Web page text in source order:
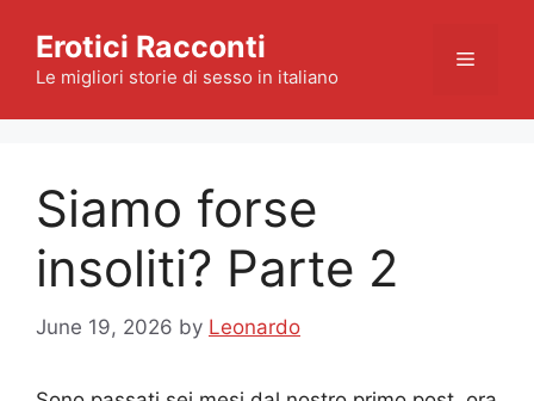
content
Erotici Racconti
Le migliori storie di sesso in italiano
Menu
Siamo forse
insoliti? Parte 2
June 19, 2026 by Leonardo